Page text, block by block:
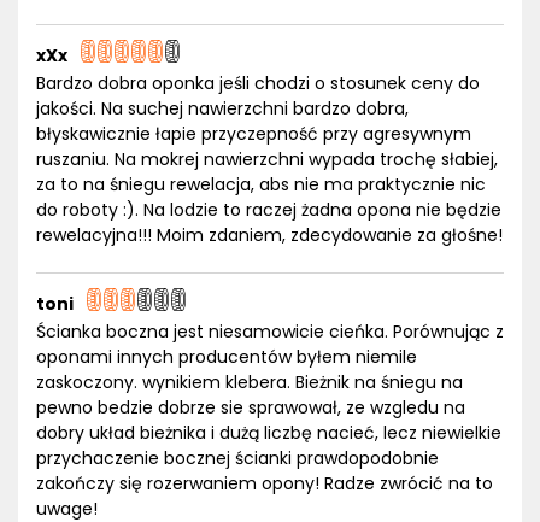
xXx
Bardzo dobra oponka jeśli chodzi o stosunek ceny do
jakości. Na suchej nawierzchni bardzo dobra,
błyskawicznie łapie przyczepność przy agresywnym
ruszaniu. Na mokrej nawierzchni wypada trochę słabiej,
za to na śniegu rewelacja, abs nie ma praktycznie nic
do roboty :). Na lodzie to raczej żadna opona nie będzie
rewelacyjna!!! Moim zdaniem, zdecydowanie za głośne!
toni
Ścianka boczna jest niesamowicie cieńka. Porównując z
oponami innych producentów byłem niemile
zaskoczony. wynikiem klebera. Bieżnik na śniegu na
pewno bedzie dobrze sie sprawował, ze wzgledu na
dobry układ bieżnika i dużą liczbę nacieć, lecz niewielkie
przychaczenie bocznej ścianki prawdopodobnie
zakończy się rozerwaniem opony! Radze zwrócić na to
uwage!